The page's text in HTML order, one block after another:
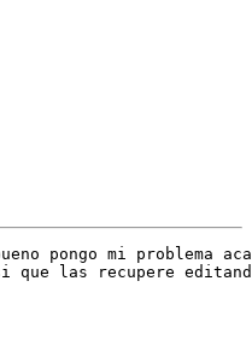
pongo mi problema
las recupere